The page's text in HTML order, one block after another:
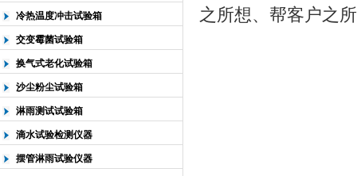
冷热温度冲击试验箱
交变霉菌试验箱
换气式老化试验箱
沙尘粉尘试验箱
淋雨测试试验箱
滴水试验检测仪器
摆管淋雨试验仪器
之所想、帮客户之